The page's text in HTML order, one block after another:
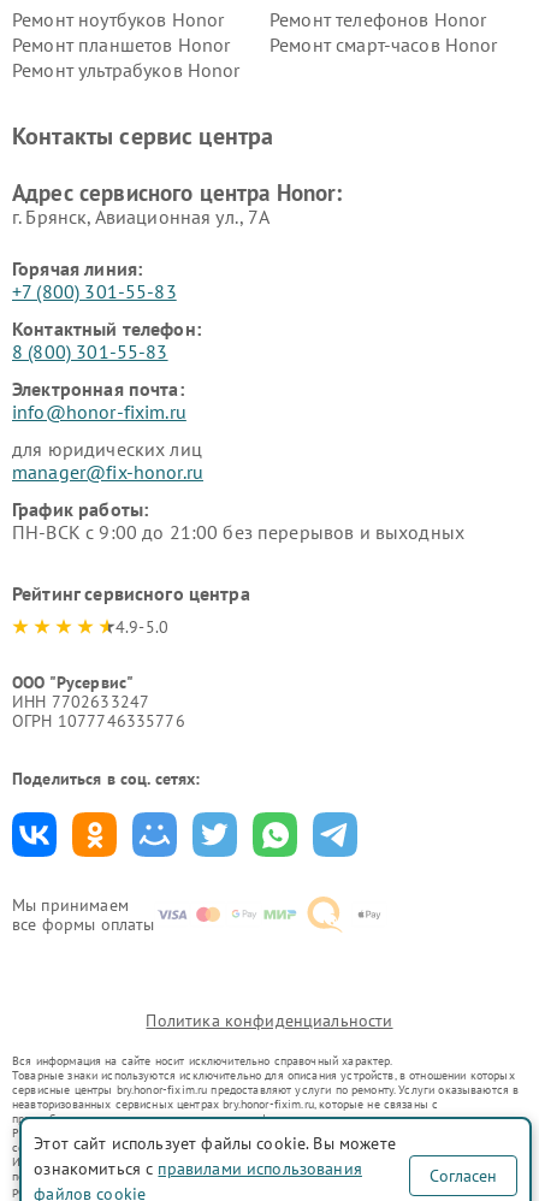
Мы принимаем
все формы оплаты
Ремонт ноутбуков Honor
Ремонт телефонов Honor
Ремонт планшетов Honor
Ремонт смарт-часов Honor
Ремонт ультрабуков Honor
Контакты сервис центра
Адрес сервисного центра Honor:
г. Брянск, Авиационная ул., 7А
Горячая линия:
+7 (800) 301-55-83
Контактный телефон:
8 (800) 301-55-83
Электронная почта:
info@honor-fixim.ru
для юридических лиц
manager@fix-honor.ru
График работы:
ПН-ВСК с 9:00 до 21:00 без перерывов и выходных
Рейтинг сервисного центра
4.9-5.0
ООО "Русервис"
ИНН 7702633247
ОГРН 1077746335776
Поделиться в соц. сетях:
Политика конфиденциальности
Вся информация на сайте носит исключительно справочный характер.
Товарные знаки используются исключительно для описания устройств, в отношении которых
сервисные центры bry.honor-fixim.ru предоставляют услуги по ремонту. Услуги оказываются в
неавторизованных сервисных центрах bry.honor-fixim.ru, которые не связаны с
правообладателями товарных знаков или их официальными представителями.
Ремонт осуществляется для устройств, уже введенных в гражданский оборот в соответствии
со статьей 1487 ГК РФ.
Использование товарных знаков не преследует цели индивидуализации услуг или введения
потребителей в заблуждение, а служит для информирования о предоставляемых услугах по
ремонту техники указанных брендов.
Этот сайт использует файлы cookie. Вы можете
ознакомиться с правилами использования
файлов cookie
Согласен